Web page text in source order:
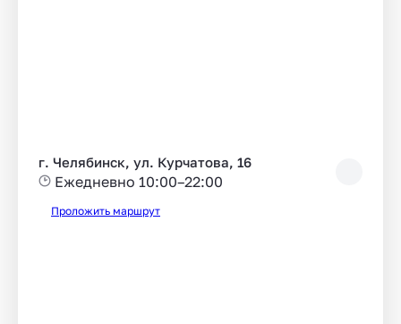
г. Челябинск, ул. Курчатова, 16
Ежедневно 10:00–22:00
Проложить маршрут